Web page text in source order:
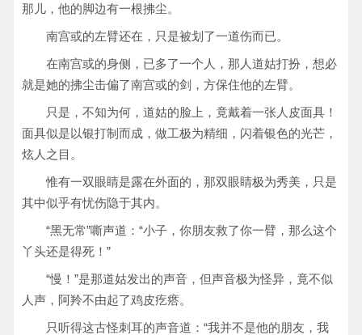
那儿，他的脚边有一根拂尘。
南宫或的左臂还在，只是被划了一道伤而已。
在南宫或的身侧，已多了一个人，那人道姑打扮，想必
就是她的拂尘击偏了南宫或的剑，方保住他的左臂。
只是，不知为何，道姑的脸上，竟戴着一张人皮面具！
面具似是以银打制而成，做工极为精细，闪着银色的光芒，
炫人之目。
惟有一双眼睛是露在外面的，那双眼睛极为秀美，只是
其中似乎有忧伤隐于其内。
“黑无常”嘶声道：“小子，你朋友救了你一臂，那么这个
丫头还是得死！”
“慢！”是那道姑发出的声音，但声音极为怪异，竟不似
人声，阿羚不由起了鸡皮疙瘩。
只听得这古怪刺耳的声音道：“我并不是他的朋友，我